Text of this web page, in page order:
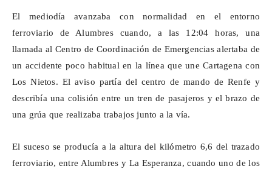
El mediodía avanzaba con normalidad en el entorno
ferroviario de Alumbres cuando, a las 12:04 horas, una
llamada al Centro de Coordinación de Emergencias alertaba de
un accidente poco habitual en la línea que une Cartagena con
Los Nietos. El aviso partía del centro de mando de Renfe y
describía una colisión entre un tren de pasajeros y el brazo de
una grúa que realizaba trabajos junto a la vía.
El suceso se producía a la altura del kilómetro 6,6 del trazado
ferroviario, entre Alumbres y La Esperanza, cuando uno de los